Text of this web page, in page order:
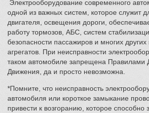
Электрооборудование современного
одной из важных систем, которое служит
двигателя, освещения дороги,
работу тормозов, АБС, систем
безопасности пассажиров и многих
агрегатов. При неисправности
таком автомобиле запрещена Правилами
Движения, да и просто невозможна.
*Помните, что неисправность
автомобиля или короткое замыкание
привести к возгоранию, которое способно